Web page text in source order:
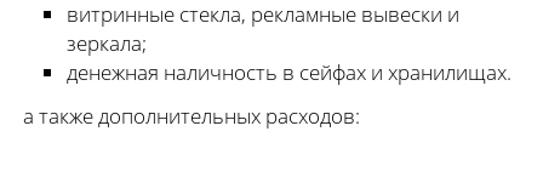
витринные стекла, рекламные вывески и
зеркала;
денежная наличность в сейфах и хранилищах.
а также дополнительных расходов: